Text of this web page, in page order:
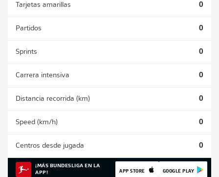
Tarjetas amarillas 0
Partidos 0
Sprints 0
Carrera intensiva 0
Distancia recorrida (km) 0
Speed (km/h) 0
Centros desde jugada 0
¡MÁS BUNDESLIGA EN LA
APP!
APP STORE GOOGLE PLAY